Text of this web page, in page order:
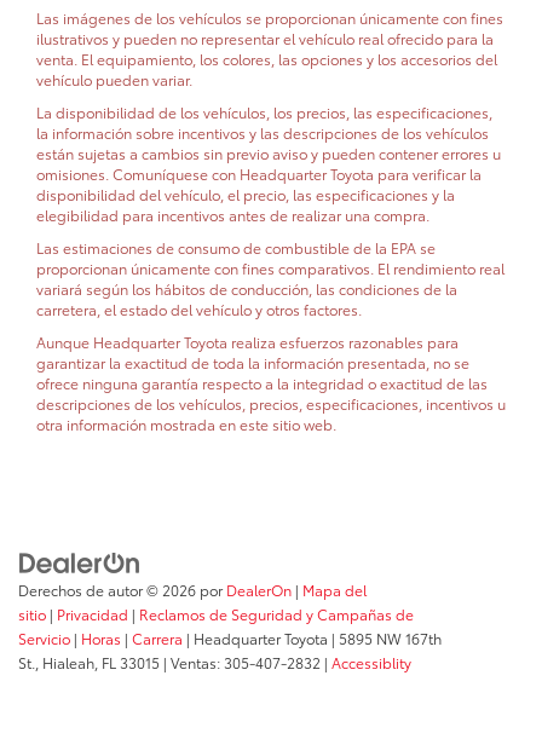
Las imágenes de los vehículos se proporcionan únicamente con fines
ilustrativos y pueden no representar el vehículo real ofrecido para la
venta. El equipamiento, los colores, las opciones y los accesorios del
vehículo pueden variar.
La disponibilidad de los vehículos, los precios, las especificaciones,
la información sobre incentivos y las descripciones de los vehículos
están sujetas a cambios sin previo aviso y pueden contener errores u
omisiones. Comuníquese con Headquarter Toyota para verificar la
disponibilidad del vehículo, el precio, las especificaciones y la
elegibilidad para incentivos antes de realizar una compra.
Las estimaciones de consumo de combustible de la EPA se
proporcionan únicamente con fines comparativos. El rendimiento real
variará según los hábitos de conducción, las condiciones de la
carretera, el estado del vehículo y otros factores.
Aunque Headquarter Toyota realiza esfuerzos razonables para
garantizar la exactitud de toda la información presentada, no se
ofrece ninguna garantía respecto a la integridad o exactitud de las
descripciones de los vehículos, precios, especificaciones, incentivos u
otra información mostrada en este sitio web.
Derechos de autor © 2026 porDealerOn | Mapa del
sitio | Privacidad | Reclamos de Seguridad y Campañas de
Servicio | Horas | Carrera | Headquarter Toyota | 5895 NW 167th
St., Hialeah, FL 33015 | Ventas:305-407-2832 | Accessiblity